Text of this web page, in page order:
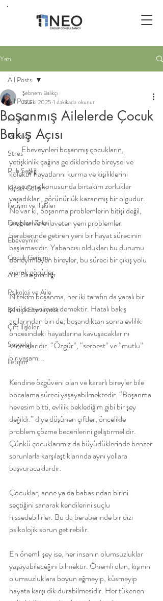
Yazı
All Posts
travma
Psikoloji
Stres
Ruh Sağlığı
Kişisel Gelişim
İletişim ve İlişkiler
Duygusal Zeka
Ebeveynlik
Çocuk Gelişimi
Aile Danışmanlığı
Psikoloji ve Aile
Bilinçli Ebeveynlik
Çift İlişkileri
Sosyoloji
İletişim
All Posts
Boşanmış Ailelerde Çocuk
Bakış Açısı
Şebnem Balıkçı
21 Eki 2025 1 dakikada okunur
        Ebeveynleri boşanmış çocukların,
yetişkinlik çağına geldiklerinde bireysel ve
kolektif hayatlarını kurma ve kişiliklerini
oluşturma konusunda birtakım zorluklar
yaşadıkları, görünürlük kazanmış bir olgudur.
Ne var ki, boşanma problemlerin bitişi değil,
problemlere ilaveten yeni problemleri
beraberinde getiren yeni bir hayat sürecinin
başlamasıdır. Yabancısı oldukları bu durumu
deneyimleyen bireyler, bu süreci bir çıkış yolu
olarak görürler.
Nitekim boşanma, her iki tarafın da yaralı bir
şekilde ayrılması demektir. Hatalı bakış
açılarından biri de, boşandıktan sonra evlilik
öncesindeki hayatlarına kavuşacaklarını
sanmalarıdır: “Özgür”, “serbest” ve “mutlu”
bir yaşam...
Kendine özgüveni olan ve kararlı bireyler bile
bocalama süreci yaşayabilmektedir. “Boşanma
hevesim bitti, evlilik beklediğim gibi bir şey
değildi.” diye düşünen çiftler, öncelikle
problem çözme becerilerini geliştirmelidir.
Çünkü çocuklarımız da büyüdüklerinde benzer
sorunlarla karşılaştıklarında aynı yollara
başvuracaklardır.
Çocuklar, anne ya da babasından birini
seçtiğini sanarak kendilerini suçlu
hissedebilirler. Bu da beraberinde bir dizi
psikolojik sorun getirebilir.
En önemli şey ise, her insanın olumsuzluklar
yaşayabileceğini bilmektir. Önemli olan, kişinin
olumsuzluklara boyun eğmeyip, küsmeyip
hayata karşı dik durabilmesidir. Her tükenen